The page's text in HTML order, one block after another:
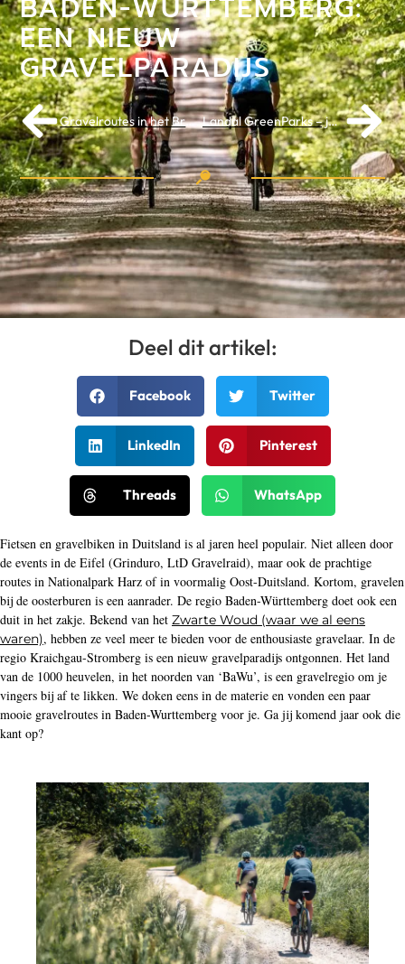
BADEN-WÜRTTEMBERG:
EEN NIEUW
GRAVELPARADIJS
Gravelroutes in het Bregenzerwald Landal GreenParks – jouw ideale fietsbestemming
Deel dit artikel:
Facebook Twitter
LinkedIn Pinterest
Threads WhatsApp
Fietsen en gravelbiken in Duitsland is al jaren heel populair. Niet alleen door
de events in de Eifel (Grinduro, LtD Gravelraid), maar ook de prachtige
routes in Nationalpark Harz of in voormalig Oost-Duitsland. Kortom, gravelen
bij de oosterburen is een aanrader. De regio Baden-Württemberg doet ook een
duit in het zakje. Bekend van het Zwarte Woud (waar we al eens
waren), hebben ze veel meer te bieden voor de enthousiaste gravelaar. In de
regio Kraichgau-Stromberg is een nieuw gravelparadijs ontgonnen. Het land
van de 1000 heuvelen, in het noorden van ‘BaWu’, is een gravelregio om je
vingers bij af te likken. We doken eens in de materie en vonden een paar
mooie gravelroutes in Baden-Wurttemberg voor je. Ga jij komend jaar ook die
kant op?